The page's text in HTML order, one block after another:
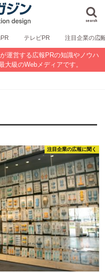
search
テレビPR 注目企業の広
運営する広報PRの知識やノウハ
級のWebメディアです。
注目企業の広報に聞く